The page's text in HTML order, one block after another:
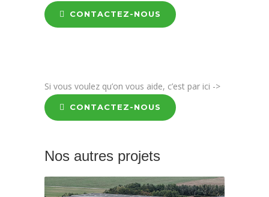
CONTACTEZ-NOUS
Si vous voulez qu’on vous aide, c’est par ici ->
CONTACTEZ-NOUS
Nos autres projets